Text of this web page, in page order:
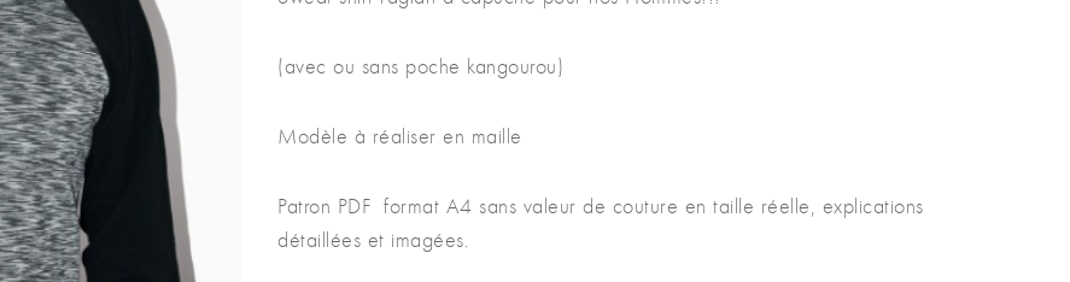
(avec ou sans poche kangourou)
Modèle à réaliser en maille
Patron PDF format A4 sans valeur de couture en taille réelle, explications
détaillées et imagées.